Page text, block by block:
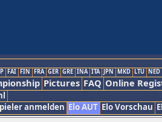
FAI FIN FRA GER GRE INA ITA JPN MKD LTU NED
Pictures FAQ Online
anmelden Elo AUT Elo Vorschau